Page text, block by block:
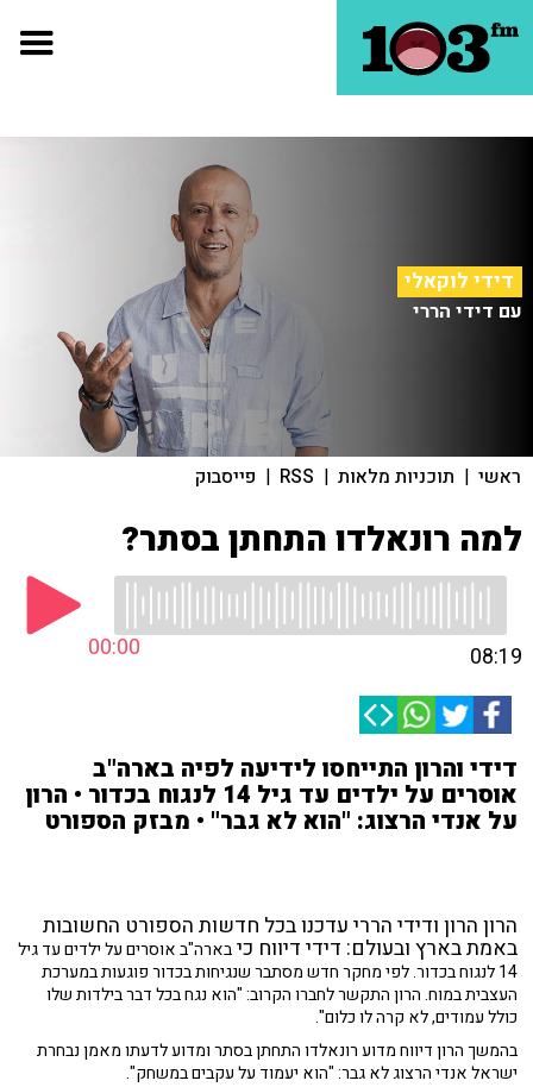
דידי לוקאלי
עם דידי הררי
ראשי | תוכניות מלאות |
RSS
| פייסבוק
למה רונאלדו התחתן בסתר?
00:00 08:19
דידי והרון התייחסו לידיעה לפיה בארה"ב
אוסרים על ילדים עד גיל 14 לנגוח בכדור • הרון
על אנדי הרצוג: "הוא לא גבר" • מבזק הספורט
הרון הרון ודידי הררי עדכנו בכל חדשות הספורט החשובות
באמת בארץ ובעולם: דידי דיווח כיבארה"ב אוסרים על ילדים עד גיל
14 לנגוח בכדור. לפי מחקר חדש מסתבר שנגיחות בכדור פוגעות במערכת
העצבית במוח. הרון התקשר לחברו הקרוב: "הוא נגח בכל דבר בילדות שלו
כולל עמודים, לא קרה לו כלום".
בהמשך הרון דיווח מדוע רונאלדו התחתן בסתר ומדוע לדעתו מאמן נבחרת
ישראל אנדי הרצוג לא גבר: "הוא יעמוד על עקבים במשחק".